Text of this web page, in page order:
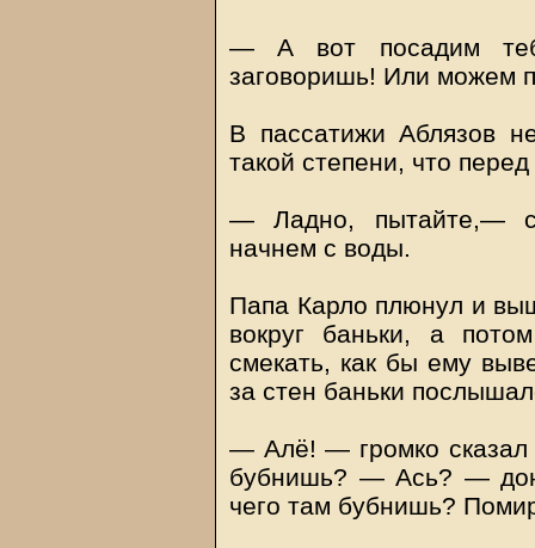
— А вот посадим
заговоришь! Или можем
В пассатижи Аблязов
такой степени, что
— Ладно, пытайте,—
начнем с воды.
Папа Карло плюнул и
вокруг баньки, а
смекать, как бы ему
за стен баньки
— Алё! — громко
бубнишь? — Ась? —
чего там бубнишь?